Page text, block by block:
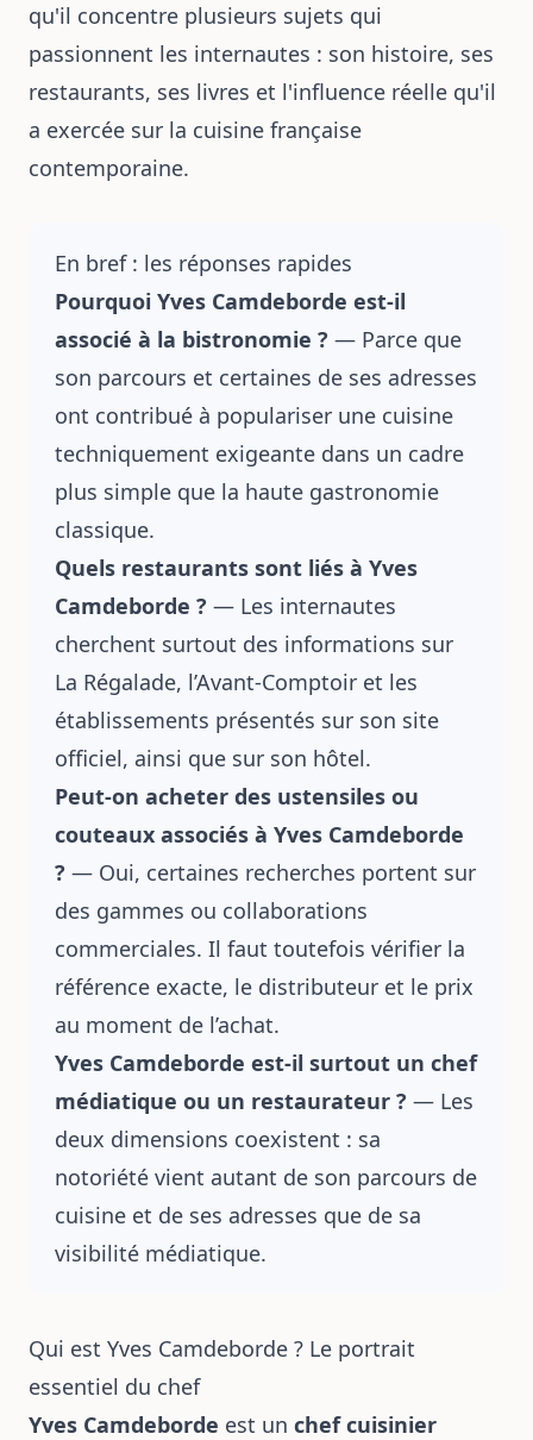
qu'il concentre plusieurs sujets qui
passionnent les internautes : son histoire, ses
restaurants, ses livres et l'influence réelle qu'il
a exercée sur la cuisine française
contemporaine.
En bref : les réponses rapides
Pourquoi Yves Camdeborde est-il
associé à la bistronomie ? — Parce que
son parcours et certaines de ses adresses
ont contribué à populariser une cuisine
techniquement exigeante dans un cadre
plus simple que la haute gastronomie
classique.
Quels restaurants sont liés à Yves
Camdeborde ? — Les internautes
cherchent surtout des informations sur
La Régalade, l’Avant-Comptoir et les
établissements présentés sur son site
officiel, ainsi que sur son hôtel.
Peut-on acheter des ustensiles ou
couteaux associés à Yves Camdeborde
? — Oui, certaines recherches portent sur
des gammes ou collaborations
commerciales. Il faut toutefois vérifier la
référence exacte, le distributeur et le prix
au moment de l’achat.
Yves Camdeborde est-il surtout un chef
médiatique ou un restaurateur ? — Les
deux dimensions coexistent : sa
notoriété vient autant de son parcours de
cuisine et de ses adresses que de sa
visibilité médiatique.
Qui est Yves Camdeborde ? Le portrait
essentiel du chef
Yves Camdeborde est un chef cuisinier